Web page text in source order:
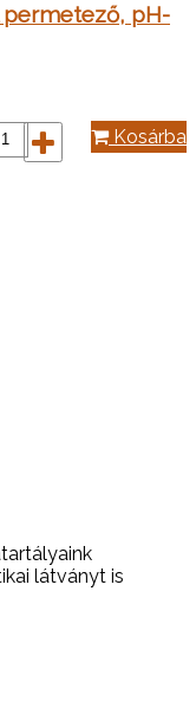
permetező, pH-
Kosárba
látványt is